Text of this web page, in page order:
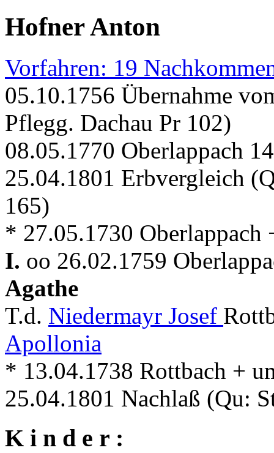
Hofner Anton
Vorfahren: 19
05.10.1756 Übernahme
Pflegg. Dachau Pr 102)
08.05.1770 Oberlappach
25.04.1801 Erbvergleich
165)
* 27.05.1730 Oberlappach
I. oo 26.02.1759
Agathe
T.d. Niedermayr Josef
Apollonia
* 13.04.1738 Rottbach +
25.04.1801 Nachlaß (Qu:
K i n d e r :